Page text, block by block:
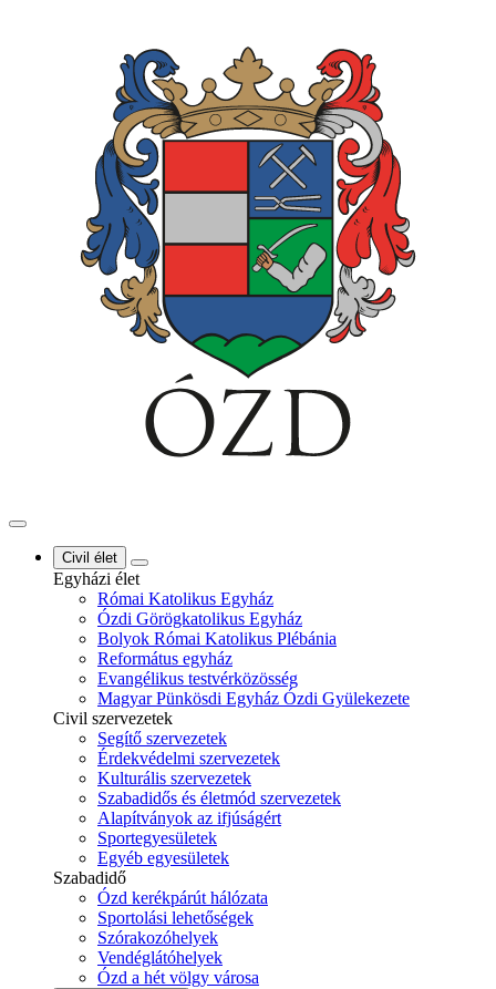
Civil élet
Egyházi élet
Római Katolikus Egyház
Ózdi Görögkatolikus Egyház
Bolyok Római Katolikus Plébánia
Református egyház
Evangélikus testvérközösség
Magyar Pünkösdi Egyház Ózdi Gyülekezete
Civil szervezetek
Segítő szervezetek
Érdekvédelmi szervezetek
Kulturális szervezetek
Szabadidős és életmód szervezetek
Alapítványok az ifjúságért
Sportegyesületek
Egyéb egyesületek
Szabadidő
Ózd kerékpárút hálózata
Sportolási lehetőségek
Szórakozóhelyek
Vendéglátóhelyek
Ózd a hét völgy városa